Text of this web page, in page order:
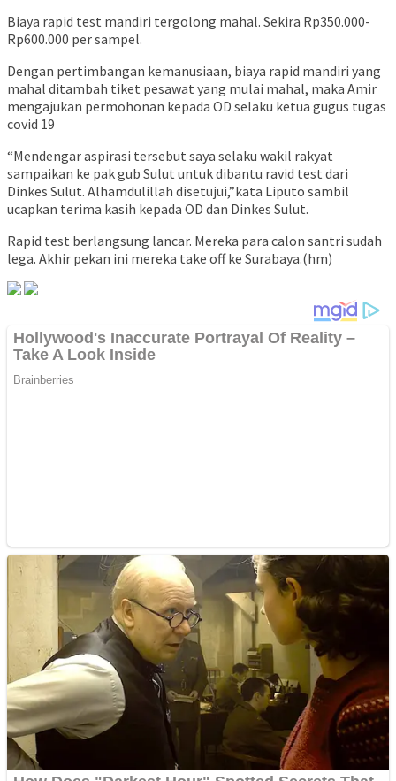
Biaya rapid test mandiri tergolong mahal. Sekira Rp350.000-
Rp600.000 per sampel.
Dengan pertimbangan kemanusiaan, biaya rapid mandiri yang
mahal ditambah tiket pesawat yang mulai mahal, maka Amir
mengajukan permohonan kepada OD selaku ketua gugus tugas
covid 19
“Mendengar aspirasi tersebut saya selaku wakil rakyat
sampaikan ke pak gub Sulut untuk dibantu ravid test dari
Dinkes Sulut. Alhamdulillah disetujui,”kata Liputo sambil
ucapkan terima kasih kepada OD dan Dinkes Sulut.
Rapid test berlangsung lancar. Mereka para calon santri sudah
lega. Akhir pekan ini mereka take off ke Surabaya.(hm)